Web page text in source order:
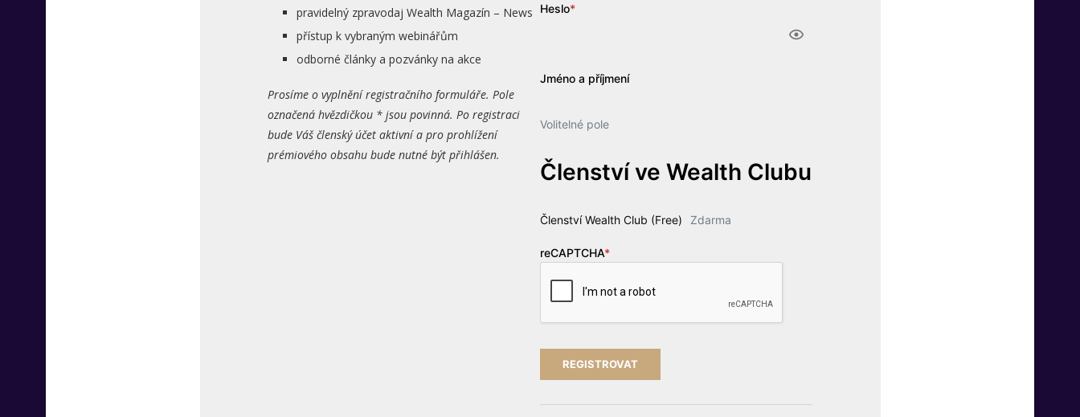
pravidelný zpravodaj Wealth Magazín – News
přístup k vybraným webinářům
odborné články a pozvánky na akce
Prosíme o vyplnění registračního formuláře. Pole
označená hvězdičkou * jsou povinná. Po registraci
bude Váš členský účet aktivní a pro prohlížení
prémiového obsahu bude nutné být přihlášen.
Heslo*
Jméno a příjmení
Volitelné pole
Členství ve Wealth Clubu
Členství Wealth Club (Free) Zdarma
reCAPTCHA*